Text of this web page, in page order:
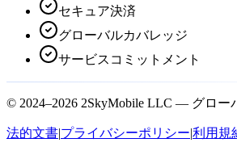
セキュア決済
グローバルカバレッジ
サービスコミットメント
© 2024–2026 2SkyMobile LLC — グロー
法的文書|プライバシーポリシー|利用規